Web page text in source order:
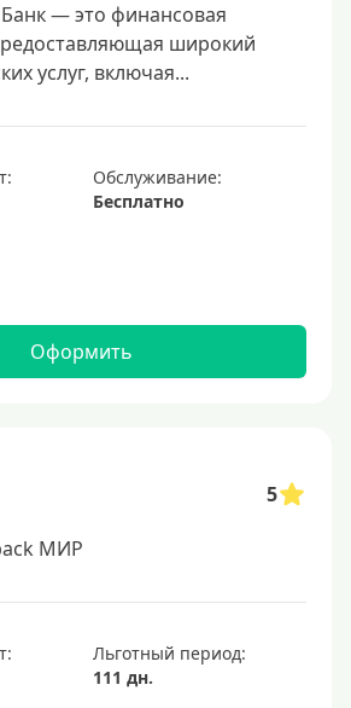
— это финансовая
широкий
услуг, включая...
Обслуживание:
Бесплатно
Оформить
5
МИР
Льготный период:
111 дн.